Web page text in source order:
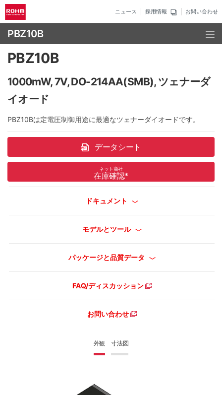
ニュース 採用情報 お問い合わせ
PBZ10B
外観 寸法図
PBZ10B
1000mW, 7V, DO-214AA(SMB), ツェナーダ
イオード
PBZ10Bは定電圧制御用途に最適なツェナーダイオードです。
データシート
ネット商社
在庫確認*
ドキュメント
モデルとツール
パッケージと品質データ
FAQ/ディスカッション
お問い合わせ